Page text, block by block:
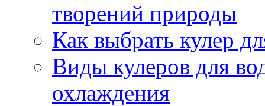
творений природы
Как выбрать кулер
Виды кулеров для
охлаждения